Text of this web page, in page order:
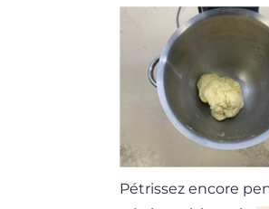
Pétrissez encore